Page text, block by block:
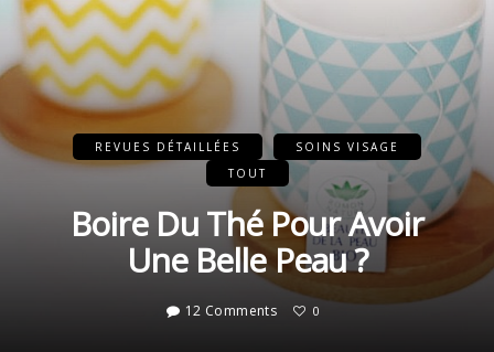
REVUES DÉTAILLÉES
SOINS VISAGE
TOUT
Boire Du Thé Pour Avoir
Une Belle Peau ?
12 Comments 0